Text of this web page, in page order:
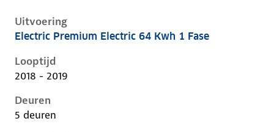
Uitvoering
Hyundai Kona i, electric 64 kwh 1 fase, 150 kW,
Electric Premium Electric 64 Kwh 1 Fase
Looptijd
2018 - 2019
Deuren
5 deuren